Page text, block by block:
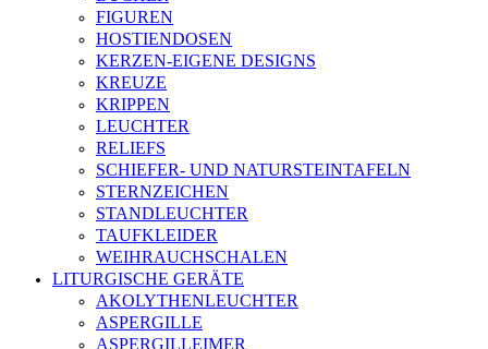
FIGUREN
HOSTIENDOSEN
KERZEN-EIGENE DESIGNS
KREUZE
KRIPPEN
LEUCHTER
RELIEFS
SCHIEFER- UND NATURSTEINTAFELN
STERNZEICHEN
STANDLEUCHTER
TAUFKLEIDER
WEIHRAUCHSCHALEN
LITURGISCHE GERÄTE
AKOLYTHENLEUCHTER
ASPERGILLE
ASPERGILLEIMER